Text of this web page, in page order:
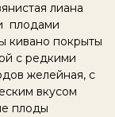
лиана
плодами
кивано покрыты
с редкими
желейная, с
вкусом
плоды